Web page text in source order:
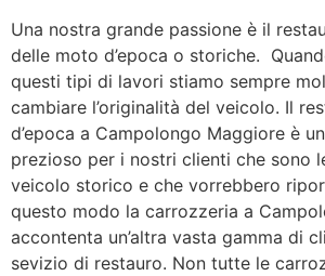
Una nostra grande passione è il
delle moto d’epoca o storiche.
questi tipi di lavori stiamo sempre
cambiare l’originalità del veicolo. Il
d’epoca a Campolongo Maggiore è
prezioso per i nostri clienti che sono
veicolo storico e che vorrebbero
questo modo la carrozzeria a
accontenta un’altra vasta gamma di
sevizio di restauro. Non tutte le